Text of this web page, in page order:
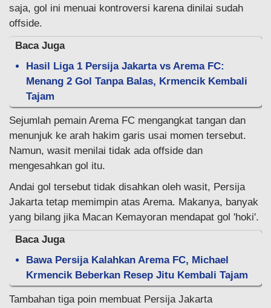
saja, gol ini menuai kontroversi karena dinilai sudah
offside.
Baca Juga
Hasil Liga 1 Persija Jakarta vs Arema FC:
Menang 2 Gol Tanpa Balas, Krmencik Kembali
Tajam
Sejumlah pemain Arema FC mengangkat tangan dan
menunjuk ke arah hakim garis usai momen tersebut.
Namun, wasit menilai tidak ada offside dan
mengesahkan gol itu.
Andai gol tersebut tidak disahkan oleh wasit, Persija
Jakarta tetap memimpin atas Arema. Makanya, banyak
yang bilang jika Macan Kemayoran mendapat gol 'hoki'.
Baca Juga
Bawa Persija Kalahkan Arema FC, Michael
Krmencik Beberkan Resep Jitu Kembali Tajam
Tambahan tiga poin membuat Persija Jakarta